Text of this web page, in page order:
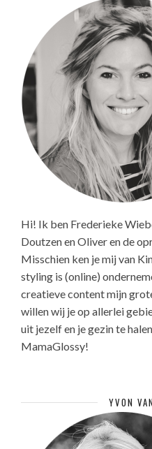
Hi! Ik ben Frederieke
Doutzen en Oliver en de
Misschien ken je mij van
styling is (online)
creatieve content mijn
willen wij je op allerlei
uit jezelf en je gezin te
MamaGlossy!
YVON